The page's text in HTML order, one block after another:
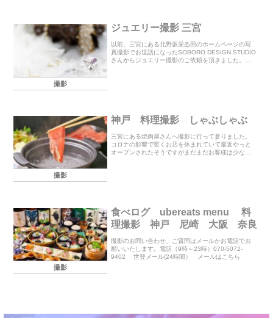
撮影
ジュエリー撮影 三宮
以前、三宮にある北野坂栄ゐ田のホームページの写
真撮影でお世話になったSOBORO DESIGN STUDIO
さんからジュエリー撮影のご依頼を頂きました。今
撮影
神戸 料理撮影 しゃぶしゃぶ
三宮にある焼肉屋さんへ撮影に行って参りました。
コロナの影響で暫くお店を休まれていて最近やっと
オープンされたそうですがまだまだお客様は少なく
撮影
食べログ ubereats menu 料
理撮影 神戸 尼崎 大阪 奈良
撮影のお問い合わせ、ご質問はメールかお電話でお
願いいたします。電話（9時～23時）070-5072-
9402 世登メール(24時間） メールはこちら